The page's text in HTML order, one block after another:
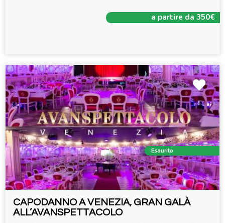
a partire da 350€
Esaurito
CAPODANNO A VENEZIA, GRAN GALÀ
ALL’AVANSPETTACOLO